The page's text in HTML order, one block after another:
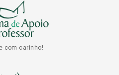
com carinho!